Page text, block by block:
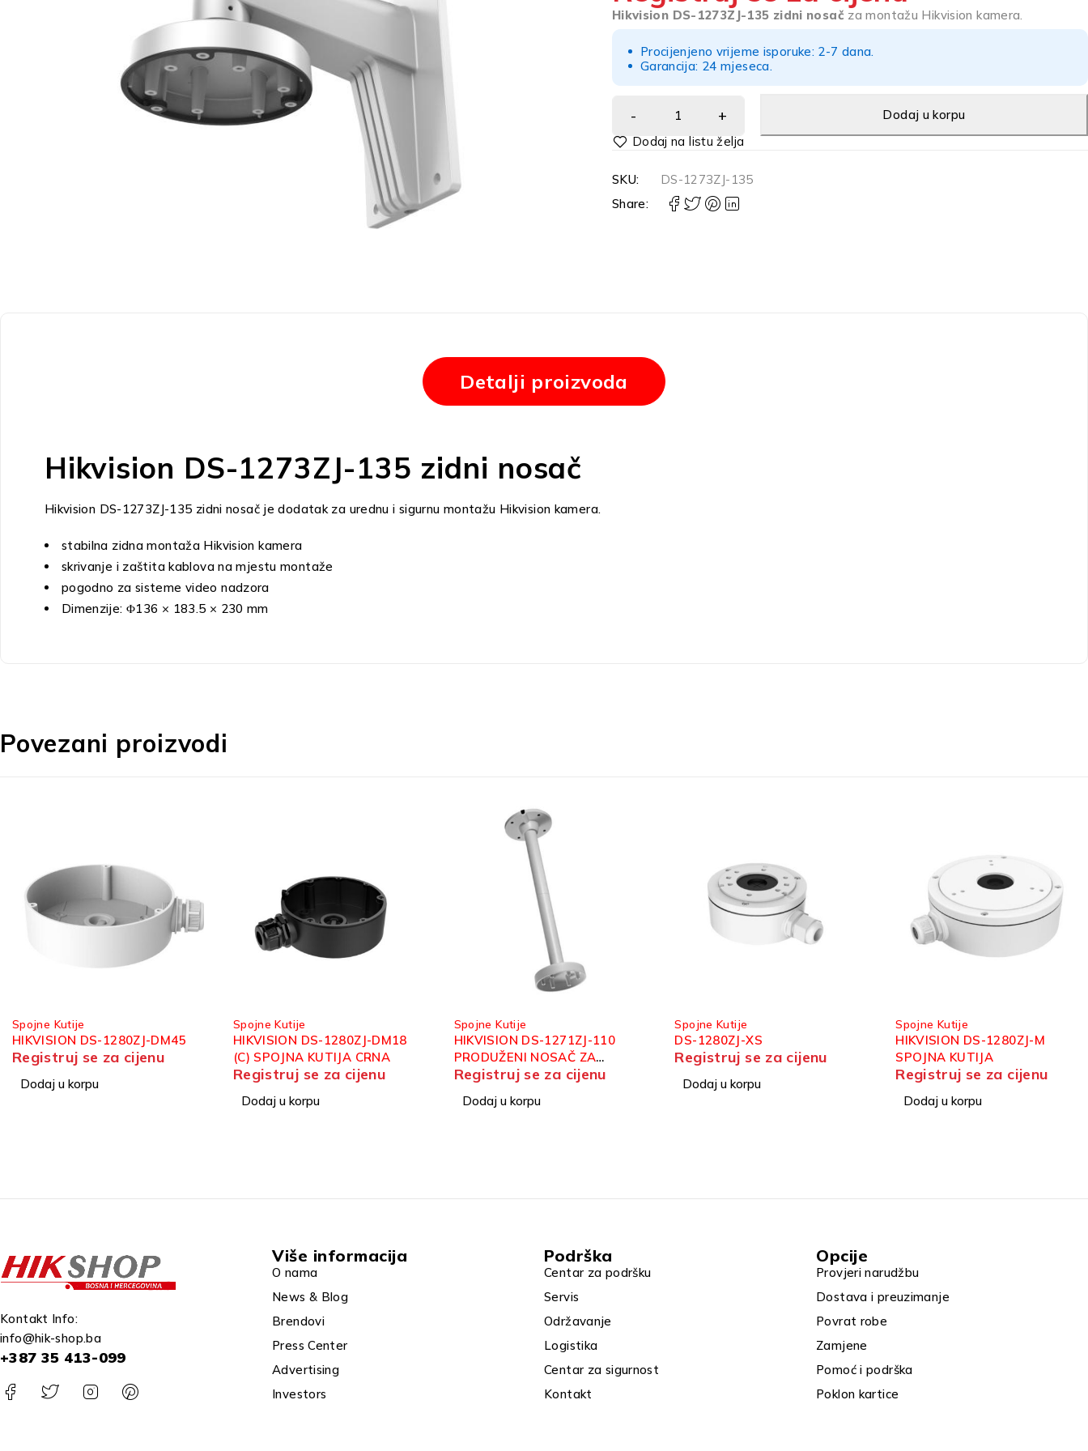
Hikvision DS-1273ZJ-135 zidni nosač za montažu Hikvision kamera.
Procijenjeno vrijeme isporuke: 2-7 dana.
Garancija: 24 mjeseca.
Dodaj u korpu
Alternative:
SKU:
DS-1273ZJ-135
Share:
Detalji proizvoda
Hikvision DS-1273ZJ-135 zidni nosač
Hikvision DS-1273ZJ-135 zidni nosač je dodatak za urednu i sigurnu montažu Hikvision kamera.
stabilna zidna montaža Hikvision kamera
skrivanje i zaštita kablova na mjestu montaže
pogodno za sisteme video nadzora
Dimenzije: Φ136 × 183.5 × 230 mm
Povezani proizvodi
Spojne Kutije
HIKVISION DS-1280ZJ-DM18
(C) SPOJNA KUTIJA CRNA
Spojne Kutije
HIKVISION DS-1271ZJ-110
PRODUŽENI NOSAČ ZA
DOME 543 MM
Registruj se za cijenu
Dodaj u korpu
Spojne Kutije
DS-1280ZJ-XS
Registruj se za cijenu
Dodaj u korpu
Spojne Kutije
HIKVISION DS-1280ZJ-M
SPOJNA KUTIJA
Spojne Kutije
HIKVISION DS-1227ZJ
MONTAŽNA KUTIJA ZA
STROPNU MONTAŽU
Registruj se za cijenu
Dodaj u korpu
Kontakt Info:
info@hik-shop.ba
+387 35 413-099
Više informacija
O nama
News & Blog
Brendovi
Press Center
Advertising
Investors
Podrška
Centar za podršku
Servis
Održavanje
Logistika
Centar za sigurnost
Kontakt
Opcije
Provjeri narudžbu
Dostava i preuzimanje
Povrat robe
Zamjene
Pomoć i podrška
Poklon kartice